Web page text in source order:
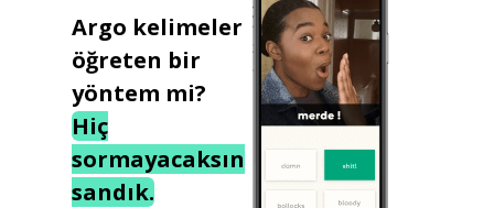
Argo kelimeler
öğreten bir
yöntem mi?
Hiç
sormayacaksın
sandık.